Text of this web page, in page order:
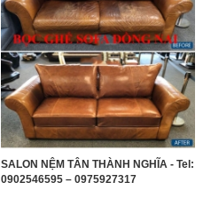
SALON NỆM TÂN THÀNH NGHĨA - Tel:
0902546595 – 0975927317